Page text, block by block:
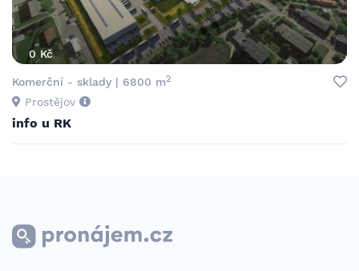
0 Kč
Komerční - sklady | 6800 m2
Prostějov
info u RK